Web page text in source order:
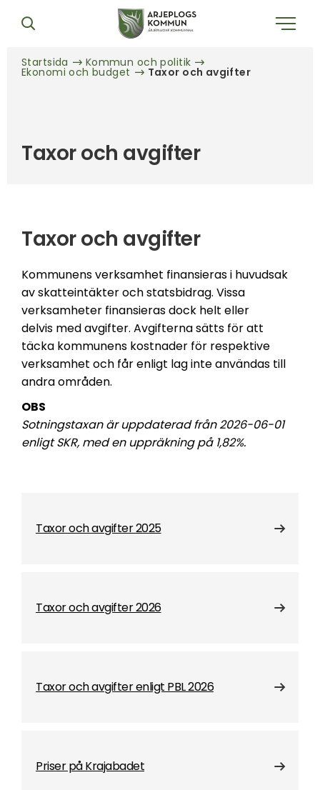
Startsida Kommun och politik
Ekonomi och budget Taxor och avgifter
Taxor och avgifter
Taxor och avgifter
Kommunens verksamhet finansieras i huvudsak
av skatteintäkter och statsbidrag. Vissa
verksamheter finansieras dock helt eller
delvis med avgifter. Avgifterna sätts för att
täcka kommunens kostnader för respektive
verksamhet och får enligt lag inte användas till
andra områden.
OBS
Sotningstaxan är uppdaterad från 2026-06-01
enligt SKR, med en uppräkning på 1,82%.
Taxor och avgifter 2025
Taxor och avgifter 2026
Taxor och avgifter enligt PBL 2026
Priser på Krajabadet